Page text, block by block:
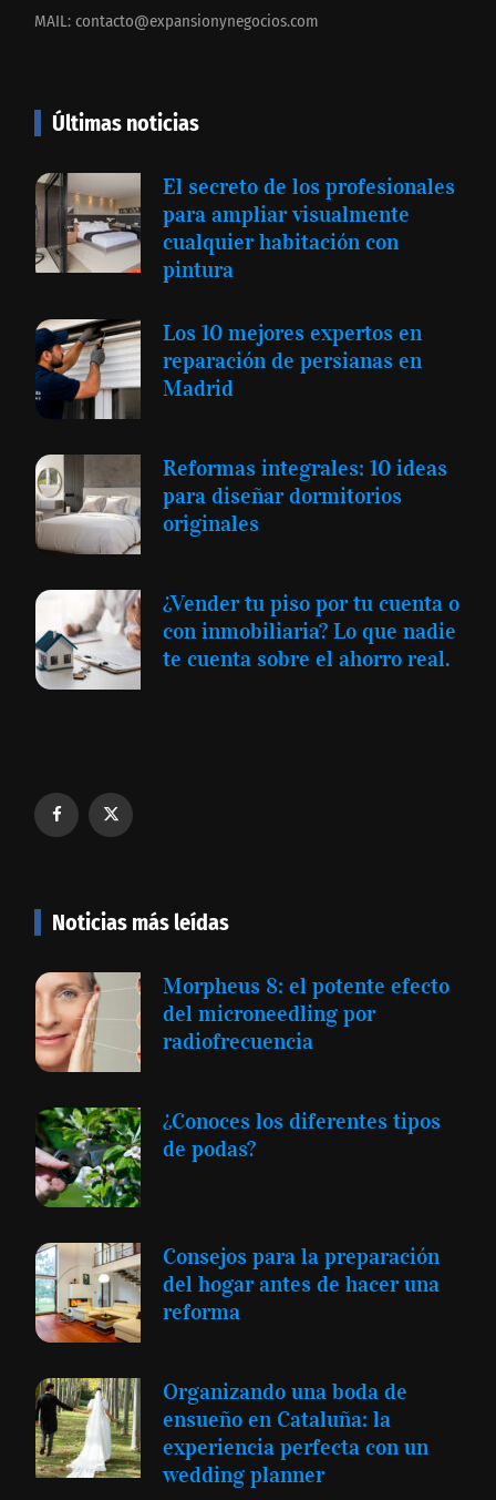
MAIL: contacto@expansionynegocios.com
Últimas noticias
El secreto de los profesionales
para ampliar visualmente
cualquier habitación con
pintura
Los 10 mejores expertos en
reparación de persianas en
Madrid
Reformas integrales: 10 ideas
para diseñar dormitorios
originales
¿Vender tu piso por tu cuenta o
con inmobiliaria? Lo que nadie
te cuenta sobre el ahorro real.
Noticias más leídas
Morpheus 8: el potente efecto
del microneedling por
radiofrecuencia
¿Conoces los diferentes tipos
de podas?
Consejos para la preparación
del hogar antes de hacer una
reforma
Organizando una boda de
ensueño en Cataluña: la
experiencia perfecta con un
wedding planner